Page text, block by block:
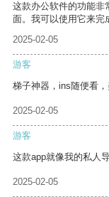
这款办公软件的功能非
面。我可以使用它来完
2025-02-05
游客
梯子神器，ins随便看，
2025-02-05
游客
这款app就像我的私人
2025-02-05